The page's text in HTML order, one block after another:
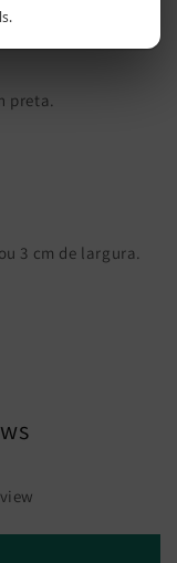
preta.
3 cm de largura.